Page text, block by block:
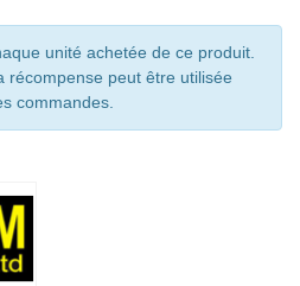
unité achetée de ce produit.
récompense peut être utilisée
commandes.